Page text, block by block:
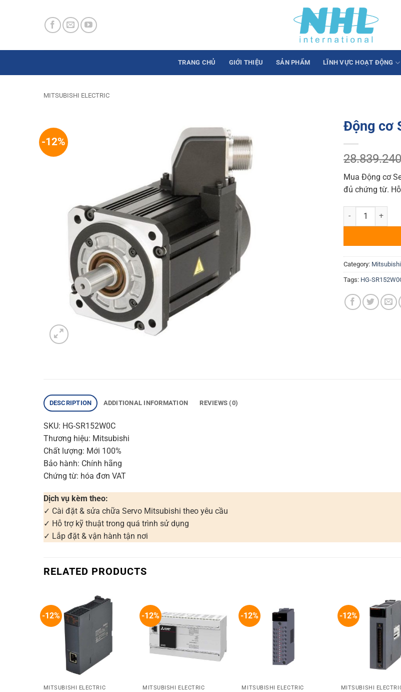
TRANG CHỦ GIỚI THIỆU SẢN PHẨM LĨNH VỰC HOẠT ĐỘNG
MITSUBISHI ELECTRIC
-12%
Động cơ
Mua Động cơ
đủ chứng từ.
Động cơ Servo
Category:
Tags: HG-
DESCRIPTION ADDITIONAL INFORMATION REVIEWS (0)
SKU: HG-SR152W0C
Thương hiệu: Mitsubishi
Chất lượng: Mới 100%
Bảo hành: Chính hãng
Chứng từ: hóa đơn VAT
Dịch vụ kèm theo:
✓ Cài đặt & sửa chữa Servo Mitsubishi theo yêu cầu
✓ Hỗ trợ kỹ thuật trong quá trình sử dụng
✓ Lắp đặt & vận hành tận nơi
RELATED PRODUCTS
-12%
MITSUBISHI ELECTRIC
-12%
MITSUBISHI ELECTRIC
-12%
MITSUBISHI ELECTRIC
-12%
MITSUBISHI